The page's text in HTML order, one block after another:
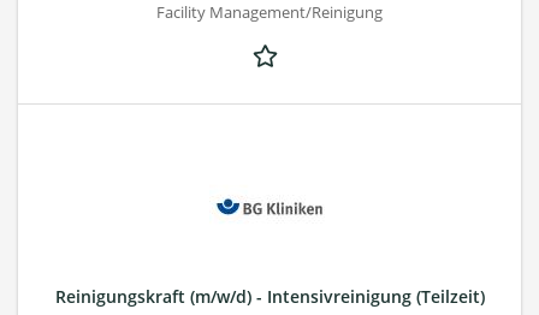
Facility Management/Reinigung
Reinigungskraft (m/w/d) - Intensivreinigung (Teilzeit)